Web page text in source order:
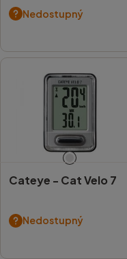
Nedostupný
Cateye - Cat Velo 7
Nedostupný